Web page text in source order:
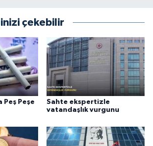
çekebilir
Peş Peşe
Sahte ekspertizle
vatandaşlık vurgunu